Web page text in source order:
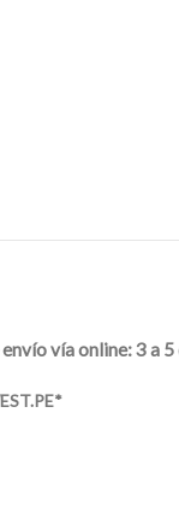
vía online: 3 a 5